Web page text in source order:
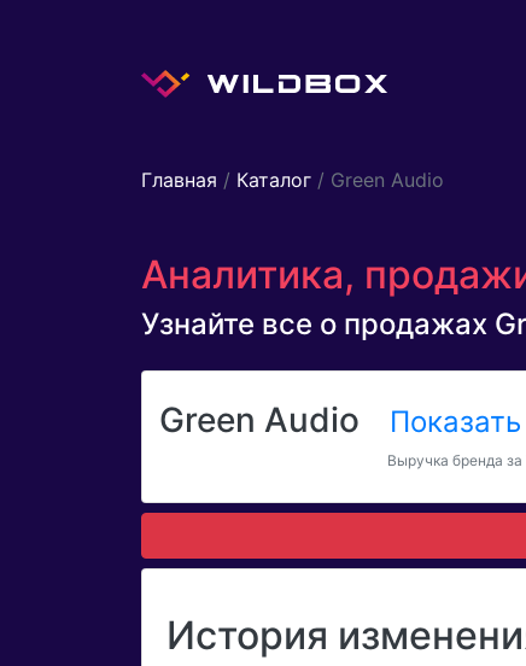
Главная / Каталог / Green Audio
Аналитика,
Узнайте все о продажах
Green Audio
Выручка бренда за
История